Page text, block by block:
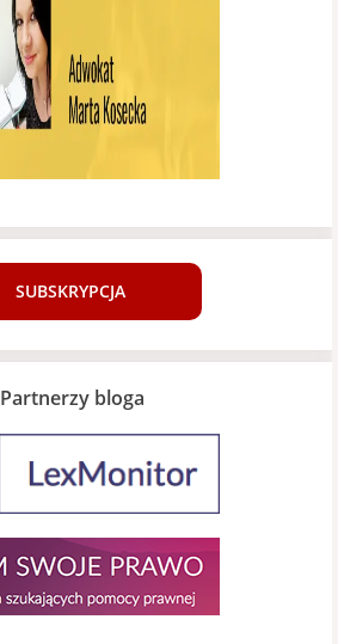
SUBSKRYPCJA
Partnerzy bloga